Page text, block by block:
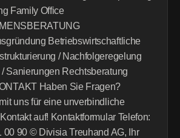
Family Office
Betriebswirtschaftliche
/ Nachfolgeregelung
Sanierungen Rechtsberatung
Haben Sie Fragen?
uns für eine unverbindliche
auf! Kontaktformular Telefon:
00 90 © Divisia Treuhand AG, Ihr